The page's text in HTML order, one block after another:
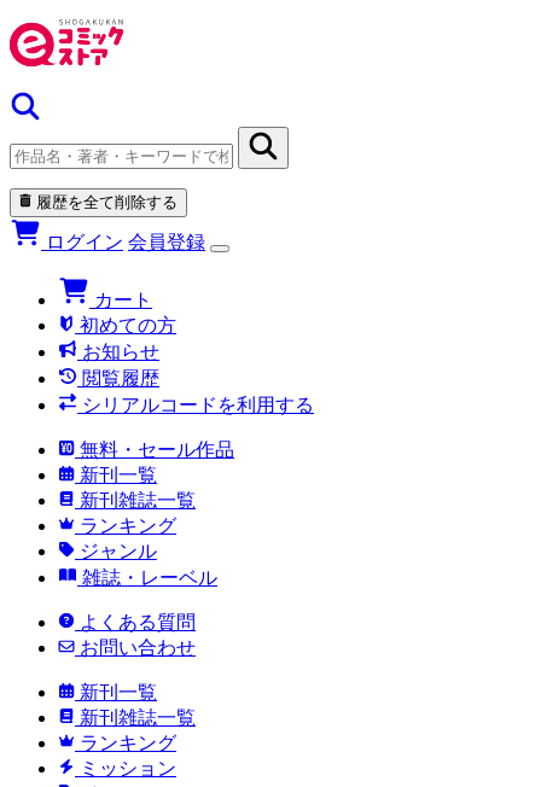
履歴を全て削除する
ログイン 会員登録
カート
初めての方
お知らせ
閲覧履歴
シリアルコードを利用する
無料・セール作品
新刊一覧
新刊雑誌一覧
ランキング
ジャンル
雑誌・レーベル
よくある質問
お問い合わせ
新刊一覧
新刊雑誌一覧
ランキング
ミッション